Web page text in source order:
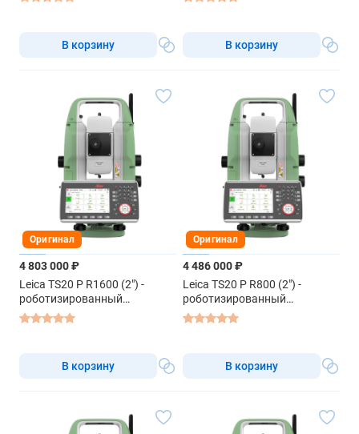
В корзину В корзину
Оригинал
4 803 000 ₽
Leica TS20 P R1600 (2") -
роботизированный
тахеометр
В корзину
Оригинал
4 486 000 ₽
Leica TS20 P R800 (2") -
роботизированный
тахеометр
В корзину